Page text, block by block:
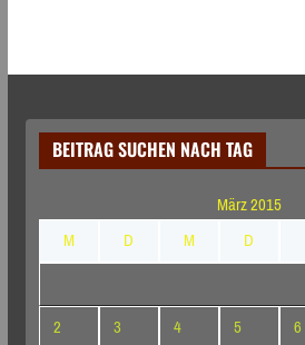
BEITRAG SUCHEN NACH TAG
März 2015
M
D M D
2
3 4 5 6